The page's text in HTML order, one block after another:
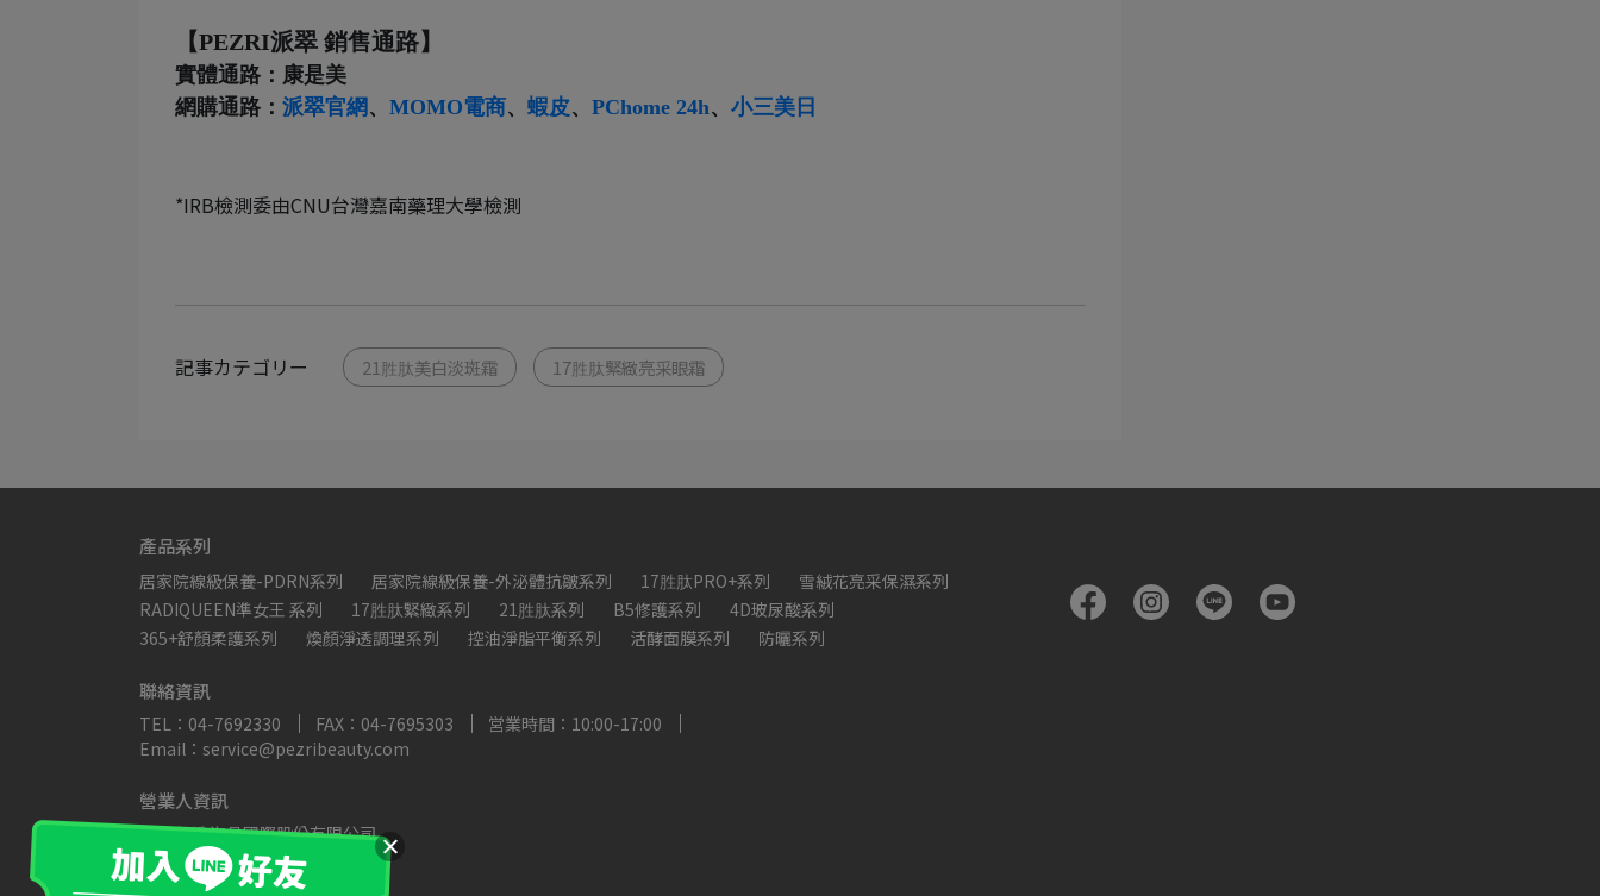
【PEZRI派翠 銷售通路】
實體通路：康是美
網購通路： 派翠官網 、 MOMO電商、 蝦皮、 PChome 24h、 小三美日
*IRB檢測委由CNU台灣嘉南藥理大學檢測
記事カテゴリー 21胜肽美白淡斑霜 17胜肽緊緻亮采眼霜
產品系列
居家院線級保養-PDRN系列 居家院線級保養-外泌體抗皺系列 17胜肽PRO+系列
雪絨花亮采保濕系列
RADIQUEEN準女王 系列
17胜肽緊緻系列 21胜肽系列 B5修護系列
4D玻尿酸系列
365+舒顏柔護系列
煥顏淨透調理系列 控油淨脂平衡系列 活酵面膜系列 防曬系列
聯絡資訊
TEL：04-7692330 FAX：04-7695303
営業時間：10:00-17:00
Email：service@pezribeauty.com
營業人資訊
公司名稱:海昌國際股份有限公司
公司統編: 28533935